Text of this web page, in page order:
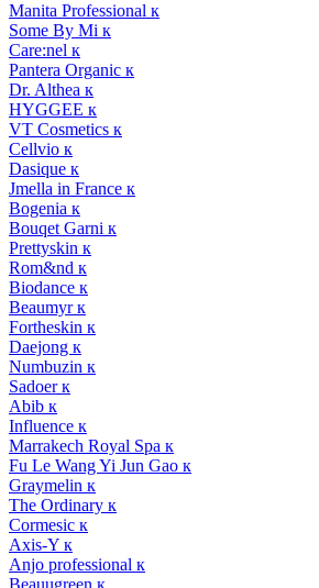
Manita Professional к
Some By Mi к
Care:nel к
Pantera Organic к
Dr. Althea к
HYGGEE к
VT Cosmetics к
Cellvio к
Dasique к
Jmella in France к
Bogenia к
Bouqet Garni к
Prettyskin к
Rom&nd к
Biodance к
Beaumyr к
Fortheskin к
Daejong к
Numbuzin к
Sadoer к
Abib к
Influence к
Marrakech Royal Spa к
Fu Le Wang Yi Jun Gao к
Graymelin к
The Ordinary к
Cormesic к
Axis-Y к
Anjo professional к